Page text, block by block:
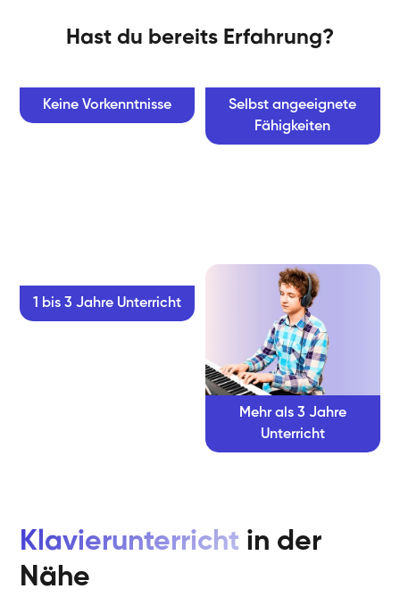
Hast du bereits Erfahrung?
Keine Vorkenntnisse
Selbst angeeignete
Fähigkeiten
1 bis 3 Jahre Unterricht
Mehr als 3 Jahre
Unterricht
Klavierunterricht in der
Nähe